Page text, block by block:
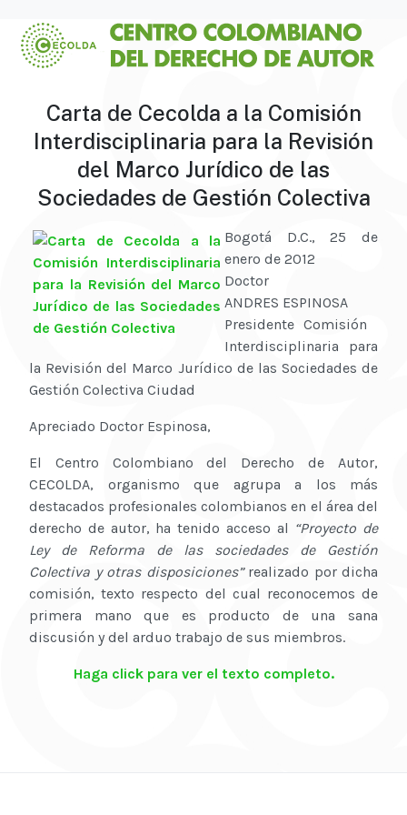
Carta de Cecolda a la Comisión
Interdisciplinaria para la Revisión
del Marco Jurídico de las
Sociedades de Gestión Colectiva
Bogotá D.C., 25 de
enero de 2012
Doctor
ANDRES ESPINOSA
Presidente Comisión
Interdisciplinaria para
la Revisión del Marco Jurídico de las Sociedades de
Gestión Colectiva Ciudad
Apreciado Doctor Espinosa,
El Centro Colombiano del Derecho de Autor,
CECOLDA, organismo que agrupa a los más
destacados profesionales colombianos en el área del
derecho de autor, ha tenido acceso al “Proyecto de
Ley de Reforma de las sociedades de Gestión
Colectiva y otras disposiciones”realizado por dicha
comisión, texto respecto del cual reconocemos de
primera mano que es producto de una sana
discusión y del arduo trabajo de sus miembros.
Haga click para ver el texto completo.